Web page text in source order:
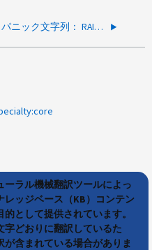
パニック文字列： RAID volfsm ： vol volume_name fatal multi-disk errorリリース NetApp リリース 7.x.x のプロセス config_thread
ーラル機械翻訳ツールによっ
レッジベース（KB）コンテン
として提供されています。
字どおりに翻訳しているた
が含まれている場合がありま